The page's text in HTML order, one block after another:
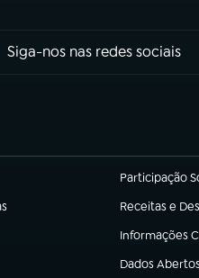
Siga-nos nas redes sociais
Participação
(abre em nova
Receitas e
(abre em
Informações
(abre em
Dados
(abre em nova